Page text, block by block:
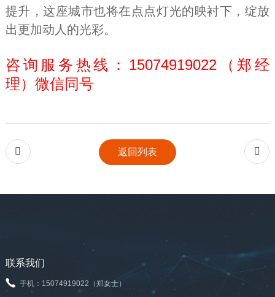
提升，这座城市也将在点点灯光的映衬下，绽放
出更加动人的光彩。
咨询服务热线：15074919022（郑经
理）微信同号
 返回列表 
联系我们
手机：15074919022（郑女士）